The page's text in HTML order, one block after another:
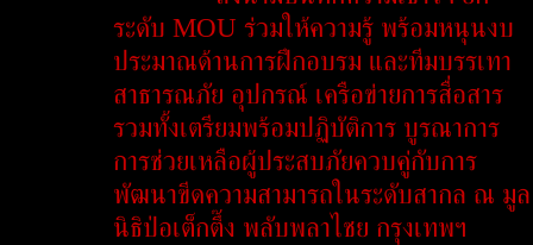
ระดับ MOU ร่วมให้ความรู้ พร้อมหนุนงบ
ประมาณด้านการฝึกอบรม และทีมบรรเทา
สาธารณภัย อุปกรณ์ เครือข่ายการสื่อสาร
รวมทั้งเตรียมพร้อมปฏิบัติการ บูรณาการ
การช่วยเหลือผู้ประสบภัยควบคู่กับการ
พัฒนาขีดความสามารถในระดับสากล ณ มูล
นิธิป่อเต็กตึ๊ง พลับพลาไชย กรุงเทพฯ